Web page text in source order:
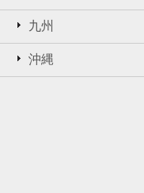
九州
沖縄